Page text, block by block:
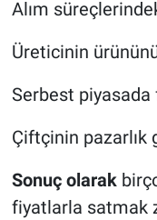
Alım
Üreticinin
Serbest piyasada
Çiftçinin pazarlık
Sonuç olarak
fiyatlarla satmak